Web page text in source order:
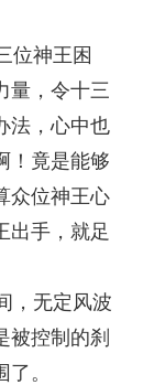
位神王困
量，令十三
法，心中也
！竟是能够
众位神王心
出手，就足
，无定风波
被控制的刹
。